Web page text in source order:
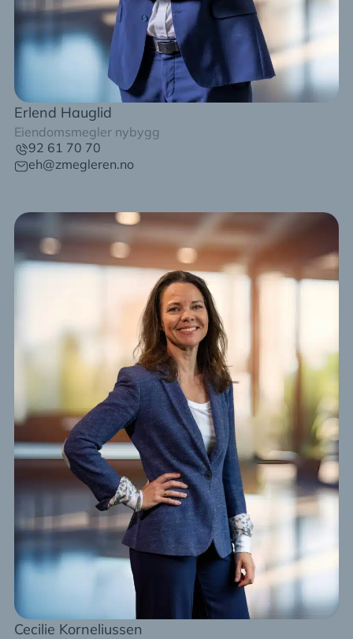
Erlend Hauglid
Eiendomsmegler nybygg
92 61 70 70
eh@zmegleren.no
Cecilie Korneliussen